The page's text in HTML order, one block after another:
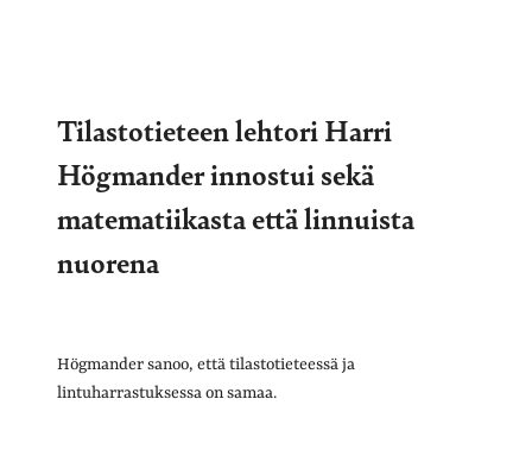
Tilastotieteen lehtori Harri
Högmander innostui sekä
matematiikasta että linnuista
nuorena
Högmander sanoo, että tilastotieteessä ja
lintuharrastuksessa on samaa.